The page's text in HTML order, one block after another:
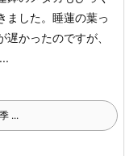
した。 睡蓮の葉っ
かったのですが、
...
...